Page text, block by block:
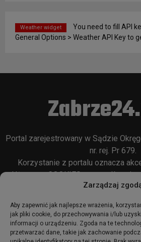
Zarządzaj
Aby zapewnić jak najlepsze wrażenia,
jak pliki cookie, do przechowywania i/lub
informacji o urządzeniu. Zgoda na te
przetwarzać dane, takie jak zachowanie
Weather widget
You need to fill API
General Options > Weather API Key to
Portal zarejestrowany w Sądzie
nr. rej. Pr 679.
Korzystanie z portalu oznacza
Używamy COOKIES w sposób
Cookie